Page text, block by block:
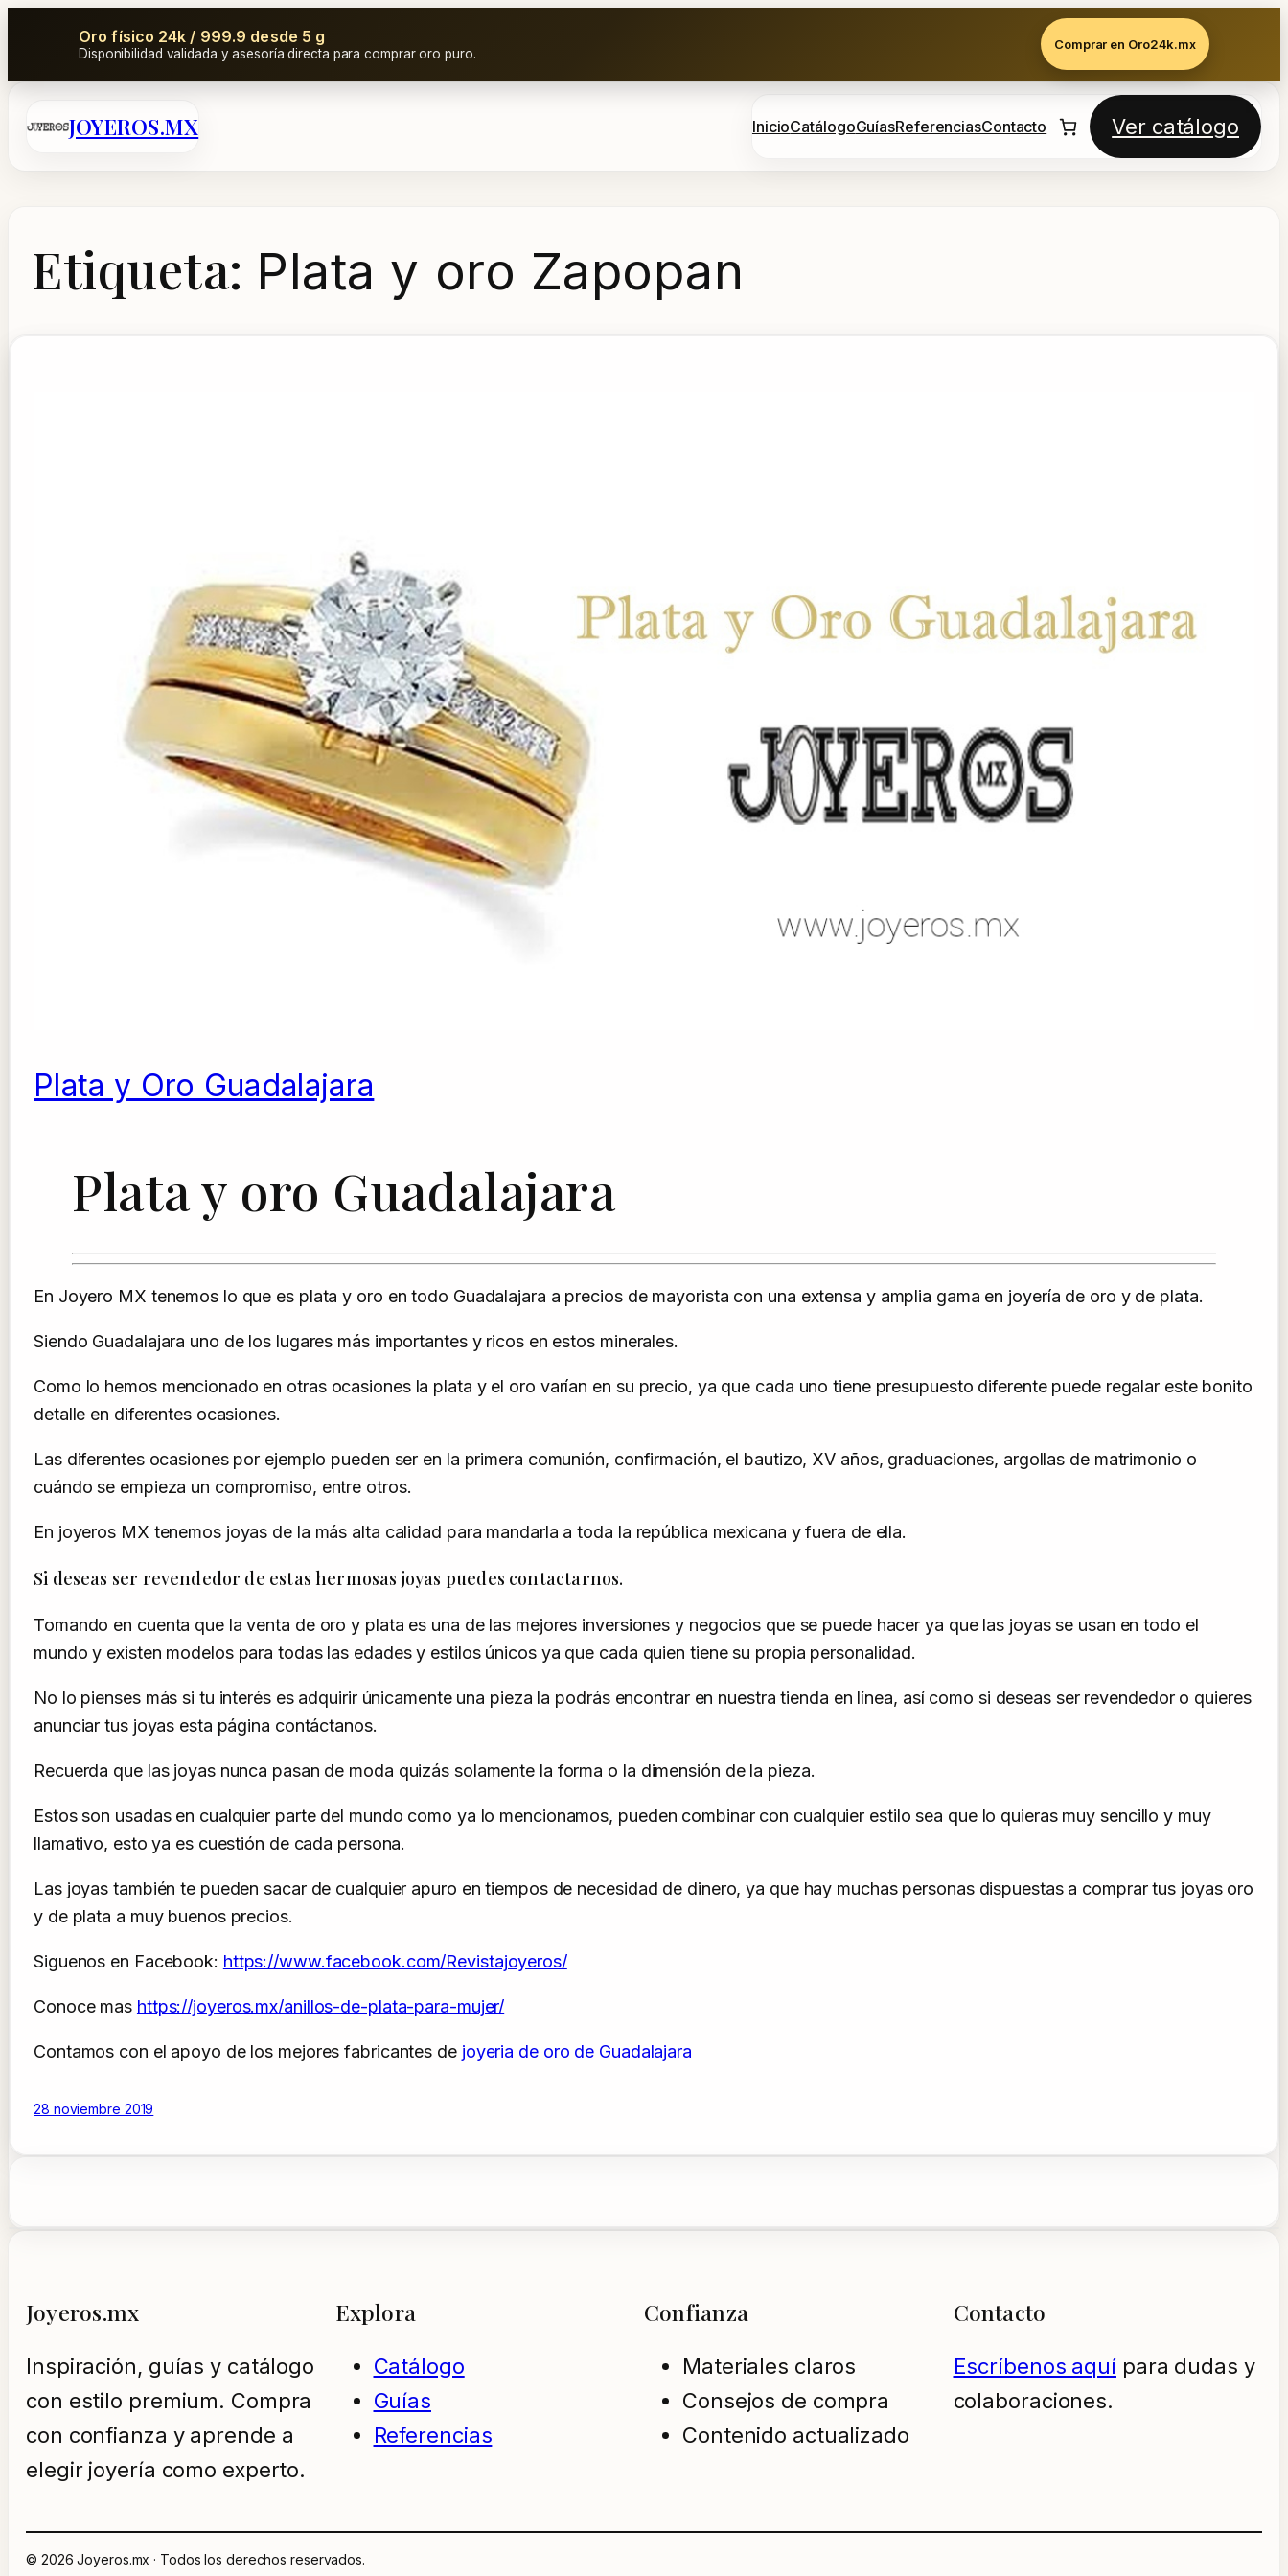
Oro físico 24k / 999.9 desde 5 g
Disponibilidad validada y asesoría directa para comprar oro puro.
Comprar en Oro24k.mx
JOYEROS.MX InicioCatálogoGuíasReferenciasContacto Ver catálogo
Etiqueta: Plata y oro Zapopan
Plata y Oro Guadalajara
Plata y oro Guadalajara
En Joyero MX tenemos lo que es plata y oro en todo Guadalajara a precios de mayorista con una extensa y amplia gama en joyería de oro y de plata.
Siendo Guadalajara uno de los lugares más importantes y ricos en estos minerales.
Como lo hemos mencionado en otras ocasiones la plata y el oro varían en su precio, ya que cada uno tiene presupuesto diferente puede regalar este bonito
detalle en diferentes ocasiones.
Las diferentes ocasiones por ejemplo pueden ser en la primera comunión, confirmación, el bautizo, XV años, graduaciones, argollas de matrimonio o
cuándo se empieza un compromiso, entre otros.
En joyeros MX tenemos joyas de la más alta calidad para mandarla a toda la república mexicana y fuera de ella.
Si deseas ser revendedor de estas hermosas joyas puedes contactarnos.
Tomando en cuenta que la venta de oro y plata es una de las mejores inversiones y negocios que se puede hacer ya que las joyas se usan en todo el
mundo y existen modelos para todas las edades y estilos únicos ya que cada quien tiene su propia personalidad.
No lo pienses más si tu interés es adquirir únicamente una pieza la podrás encontrar en nuestra tienda en línea, así como si deseas ser revendedor o quieres
anunciar tus joyas esta página contáctanos.
Recuerda que las joyas nunca pasan de moda quizás solamente la forma o la dimensión de la pieza.
Estos son usadas en cualquier parte del mundo como ya lo mencionamos, pueden combinar con cualquier estilo sea que lo quieras muy sencillo y muy
llamativo, esto ya es cuestión de cada persona.
Las joyas también te pueden sacar de cualquier apuro en tiempos de necesidad de dinero, ya que hay muchas personas dispuestas a comprar tus joyas oro
y de plata a muy buenos precios.
Siguenos en Facebook: https://www.facebook.com/Revistajoyeros/
Conoce mas https://joyeros.mx/anillos-de-plata-para-mujer/
Contamos con el apoyo de los mejores fabricantes de joyeria de oro de Guadalajara
28 noviembre 2019
Joyeros.mx
Inspiración, guías y catálogo
con estilo premium. Compra
con confianza y aprende a
elegir joyería como experto.
Explora
Catálogo
Guías
Referencias
Confianza
Materiales claros
Consejos de compra
Contenido actualizado
Contacto
Escríbenos aquí para dudas y
colaboraciones.
© 2026 Joyeros.mx · Todos los derechos reservados.